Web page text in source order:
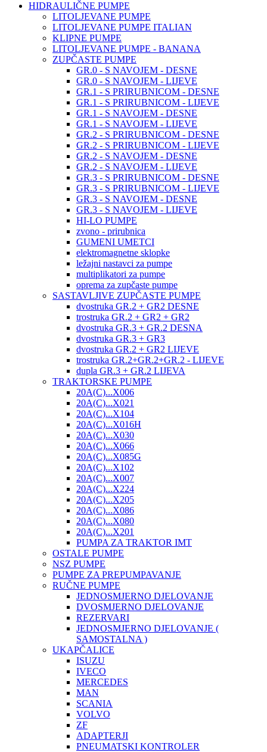
HIDRAULIČNE PUMPE
LITOLJEVANE PUMPE
LITOLJEVANE PUMPE ITALIAN
KLIPNE PUMPE
LITOLJEVANE PUMPE - BANANA
ZUPČASTE PUMPE
GR.0 - S NAVOJEM - DESNE
GR.0 - S NAVOJEM - LIJEVE
GR.1 - S PRIRUBNICOM - DESNE
GR.1 - S PRIRUBNICOM - LIJEVE
GR.1 - S NAVOJEM - DESNE
GR.1 - S NAVOJEM - LIJEVE
GR.2 - S PRIRUBNICOM - DESNE
GR.2 - S PRIRUBNICOM - LIJEVE
GR.2 - S NAVOJEM - DESNE
GR.2 - S NAVOJEM - LIJEVE
GR.3 - S PRIRUBNICOM - DESNE
GR.3 - S PRIRUBNICOM - LIJEVE
GR.3 - S NAVOJEM - DESNE
GR.3 - S NAVOJEM - LIJEVE
HI-LO PUMPE
zvono - prirubnica
GUMENI UMETCI
elektromagnetne sklopke
ležajni nastavci za pumpe
multiplikatori za pumpe
oprema za zupčaste pumpe
SASTAVLJIVE ZUPČASTE PUMPE
dvostruka GR.2 + GR2 DESNE
trostruka GR.2 + GR2 + GR2
dvostruka GR.3 + GR.2 DESNA
dvostruka GR.3 + GR3
dvostruka GR.2 + GR2 LIJEVE
trostruka GR.2+GR.2+GR.2 - LIJEVE
dupla GR.3 + GR.2 LIJEVA
TRAKTORSKE PUMPE
20A(C)...X006
20A(C)...X021
20A(C)...X104
20A(C)...X016H
20A(C)...X030
20A(C)...X066
20A(C)...X085G
20A(C)...X102
20A(C)...X007
20A(C)...X224
20A(C)...X205
20A(C)...X086
20A(C)...X080
20A(C)...X201
PUMPA ZA TRAKTOR IMT
OSTALE PUMPE
NSZ PUMPE
PUMPE ZA PREPUMPAVANJE
RUČNE PUMPE
JEDNOSMJERNO DJELOVANJE
DVOSMJERNO DJELOVANJE
REZERVARI
JEDNOSMJERNO DJELOVANJE (
SAMOSTALNA )
UKAPČALICE
ISUZU
IVECO
MERCEDES
MAN
SCANIA
VOLVO
ZF
ADAPTERJI
PNEUMATSKI KONTROLER